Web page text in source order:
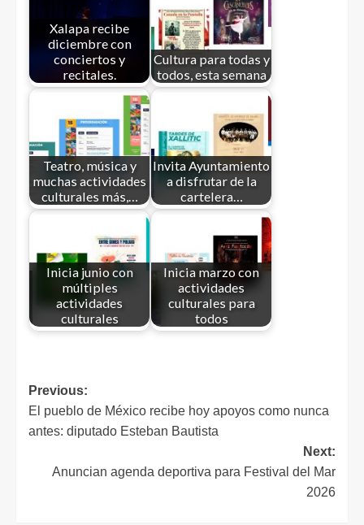
Xalapa recibe
diciembre con
conciertos y
recitales.
Cultura para todas y
todos, esta semana
Teatro, música y
muchas actividades
culturales más,…
Invita Ayuntamiento
a disfrutar de la
cartelera…
Inicia junio con
múltiples
actividades
culturales
Inicia marzo con
actividades
culturales para
todos
Previous:
El pueblo de México recibe hoy apoyos como nunca
antes: diputado Esteban Bautista
Next:
Anuncian agenda deportiva para Festival del Mar
2026